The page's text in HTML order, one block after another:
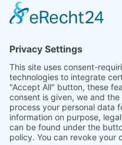
VERSANDPARTNER